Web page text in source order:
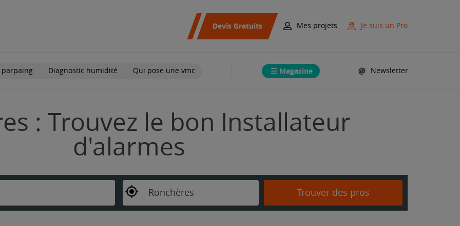
Devis Gratuits Mes projets Je suis un Pro
Diagnostic humidité Qui pose une vmc Magazine Newsletter
: Trouvez le bon Installateur
d'alarmes
Ronchères Trouver des pros